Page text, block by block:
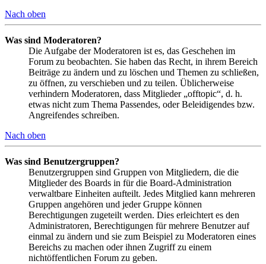
Nach oben
Was sind Moderatoren?
Die Aufgabe der Moderatoren ist es, das Geschehen im
Forum zu beobachten. Sie haben das Recht, in ihrem Bereich
Beiträge zu ändern und zu löschen und Themen zu schließen,
zu öffnen, zu verschieben und zu teilen. Üblicherweise
verhindern Moderatoren, dass Mitglieder „offtopic“, d. h.
etwas nicht zum Thema Passendes, oder Beleidigendes bzw.
Angreifendes schreiben.
Nach oben
Was sind Benutzergruppen?
Benutzergruppen sind Gruppen von Mitgliedern, die die
Mitglieder des Boards in für die Board-Administration
verwaltbare Einheiten aufteilt. Jedes Mitglied kann mehreren
Gruppen angehören und jeder Gruppe können
Berechtigungen zugeteilt werden. Dies erleichtert es den
Administratoren, Berechtigungen für mehrere Benutzer auf
einmal zu ändern und sie zum Beispiel zu Moderatoren eines
Bereichs zu machen oder ihnen Zugriff zu einem
nichtöffentlichen Forum zu geben.